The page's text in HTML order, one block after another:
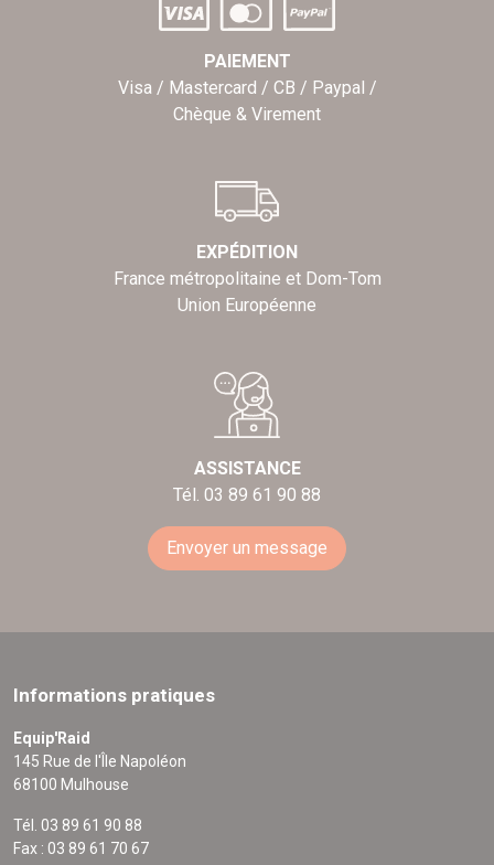
PAIEMENT
Visa / Mastercard / CB / Paypal /
Chèque & Virement
EXPÉDITION
France métropolitaine et Dom-Tom
Union Européenne
ASSISTANCE
Tél. 03 89 61 90 88
Envoyer un message
Informations pratiques
Equip'Raid
145 Rue de l'Île Napoléon
68100 Mulhouse
Tél. 03 89 61 90 88
Fax : 03 89 61 70 67